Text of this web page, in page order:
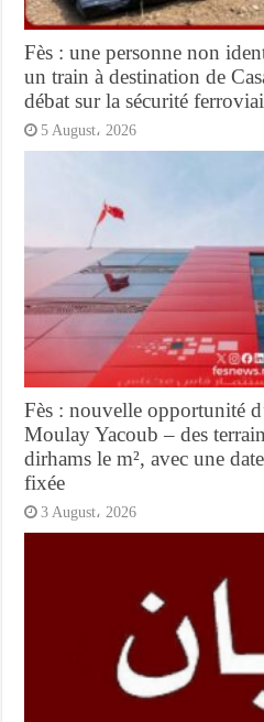
Fès : une personne non
un train à destination de
débat sur la sécurité
5 August، 2026
Fès : nouvelle opportunité
Moulay Yacoub – des
dirhams le m², avec une
fixée
3 August، 2026